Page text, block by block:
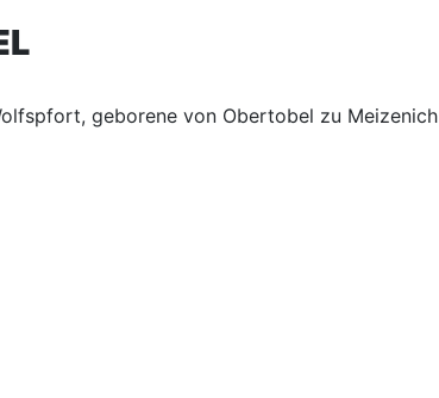
geborene von Obertobel zu Meizenich